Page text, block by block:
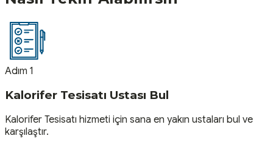
Adım 1
Kalorifer Tesisatı Ustası Bul
Kalorifer Tesisatı hizmeti için sana en yakın ustaları bul ve
karşılaştır.